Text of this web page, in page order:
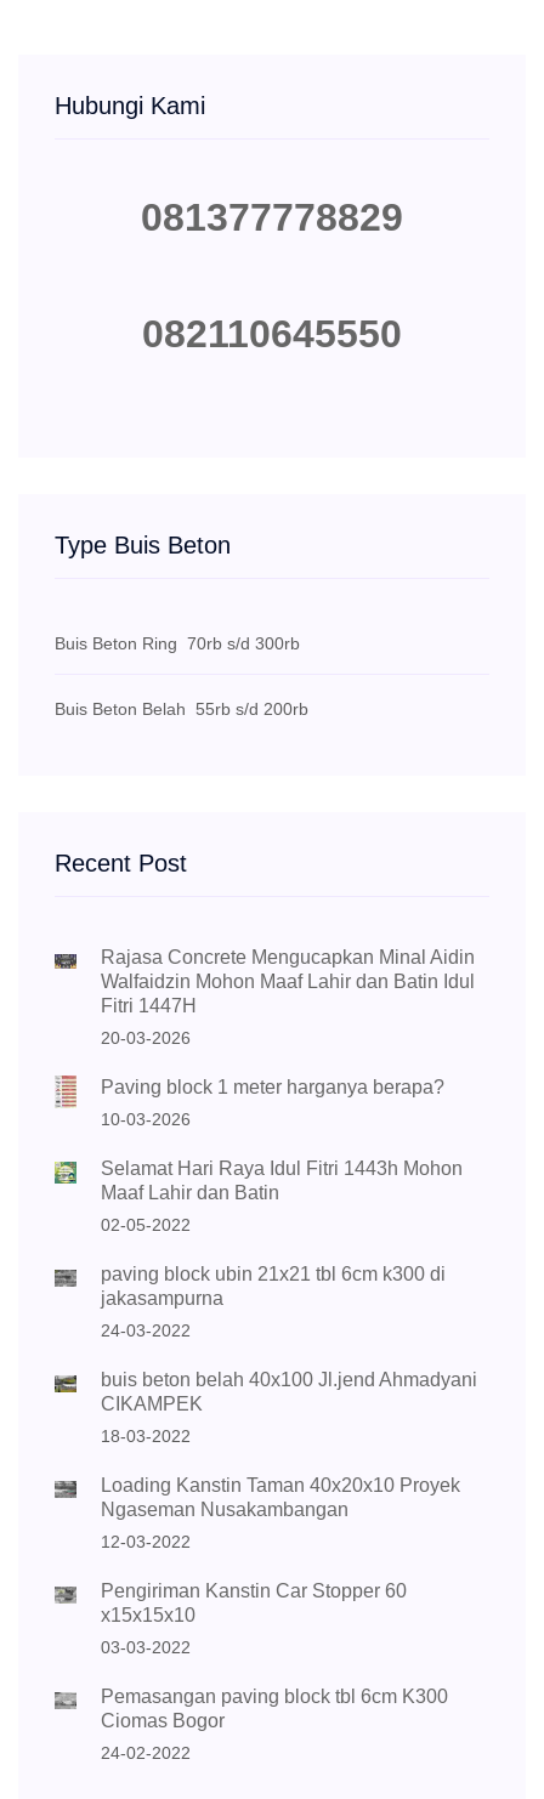
Hubungi Kami
081377778829
082110645550
Type Buis Beton
Buis Beton Ring 70rb s/d 300rb
Buis Beton Belah 55rb s/d 200rb
Recent Post
Rajasa Concrete Mengucapkan Minal Aidin
Walfaidzin Mohon Maaf Lahir dan Batin Idul
Fitri 1447H
20-03-2026
Paving block 1 meter harganya berapa?
10-03-2026
Selamat Hari Raya Idul Fitri 1443h Mohon
Maaf Lahir dan Batin
02-05-2022
paving block ubin 21x21 tbl 6cm k300 di
jakasampurna
24-03-2022
buis beton belah 40x100 Jl.jend Ahmadyani
CIKAMPEK
18-03-2022
Loading Kanstin Taman 40x20x10 Proyek
Ngaseman Nusakambangan
12-03-2022
Pengiriman Kanstin Car Stopper 60
x15x15x10
03-03-2022
Pemasangan paving block tbl 6cm K300
Ciomas Bogor
24-02-2022